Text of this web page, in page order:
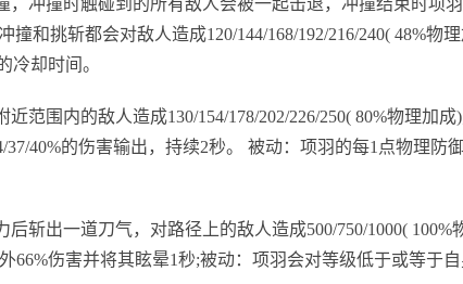
冲撞时触碰到的所有敌人会被一起击退，冲撞结束时项
和挑斩都会对敌人造成120/144/168/192/216/240( 48%物理
冷却时间。
围内的敌人造成130/154/178/202/226/250( 80%物理加成
40%的伤害输出，持续2秒。 被动：项羽的每1点物理防御
出一道刀气，对路径上的敌人造成500/750/1000( 100%
66%伤害并将其眩晕1秒;被动：项羽会对等级低于或等于自